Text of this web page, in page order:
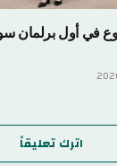
في أول برلمان
اترك تعليقاً